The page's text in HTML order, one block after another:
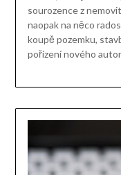
sourozence z
naopak na něco
koupě pozemku,
pořízení nového